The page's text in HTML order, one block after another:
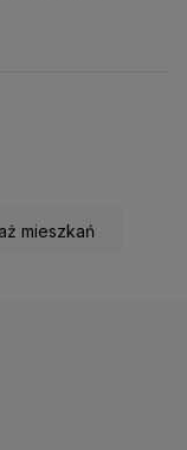
mieszkań